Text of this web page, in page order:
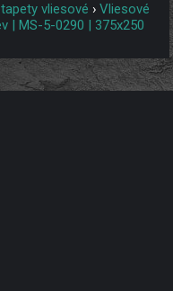
vliesové ›Vliesové
| MS-5-0290 | 375x250